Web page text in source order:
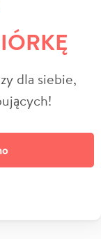
dla siebie,